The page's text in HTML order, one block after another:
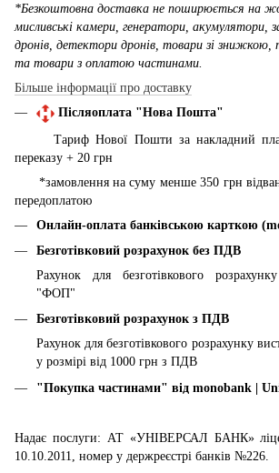
*Безкоштовна доставка не поширюється на
мисливські камери, генератори, акумулятори,
дронів, детектори дронів, товари зі знижкою,
та товари з оплатою частинами.
Більше інформації про доставку
Післяоплата "Нова Пошта"
Тариф Нової Пошти за накладний
переказу + 20 грн
*замовлення на суму менше 350 грн
передоплатою
Онлайн-оплата банківською карткою
Безготівковий розрахунок без ПДВ
Рахунок для безготівкового
"ФОП"
Безготівковий розрахунок з ПДВ
Рахунок для безготівкового розрахунку
у розмірі від 1000 грн з ПДВ
"Покупка частинами" від monobank |
Надає послуги: АТ «УНІВЕРСАЛ БАНК»
10.10.2011, номер у держреєстрі банків №226.